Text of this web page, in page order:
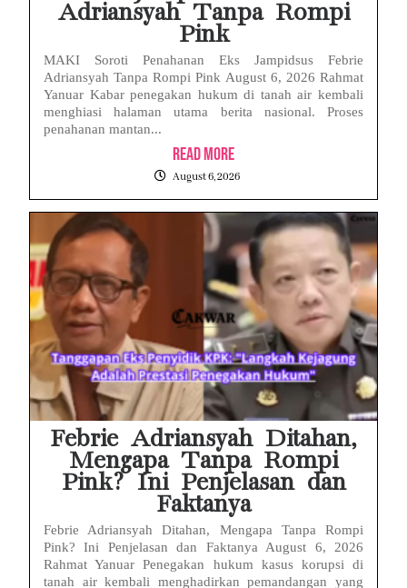
Adriansyah Tanpa Rompi
Pink
MAKI Soroti Penahanan Eks Jampidsus Febrie
Adriansyah Tanpa Rompi Pink August 6, 2026 Rahmat
Yanuar Kabar penegakan hukum di tanah air kembali
menghiasi halaman utama berita nasional. Proses
penahanan mantan...
Read More
August 6, 2026
Febrie Adriansyah Ditahan,
Mengapa Tanpa Rompi
Pink? Ini Penjelasan dan
Faktanya
Febrie Adriansyah Ditahan, Mengapa Tanpa Rompi
Pink? Ini Penjelasan dan Faktanya August 6, 2026
Rahmat Yanuar Penegakan hukum kasus korupsi di
tanah air kembali menghadirkan pemandangan yang